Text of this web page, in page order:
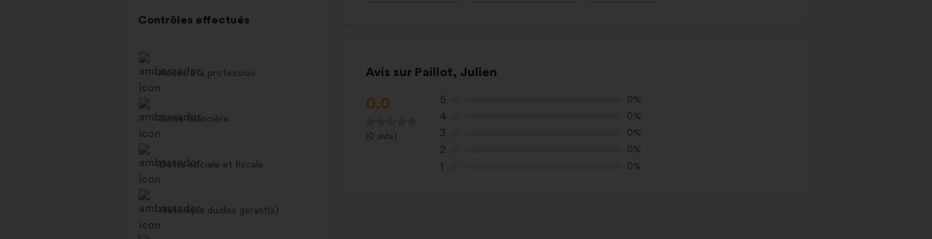
Contrôles effectués
Accès à la profession
Santé financière
Dette sociale et fiscale
Historique du/des gérant(s)
Avis sur Paillot, Julien
0,0
(0 avis)
5 0%
4 0%
3 0%
2 0%
1 0%